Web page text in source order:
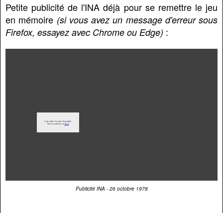
Petite publicité de l'INA déjà pour se remettre le jeu
en mémoire (si vous avez un message d'erreur sous
Firefox, essayez avec Chrome ou Edge) :
Publicité INA - 26 octobre 1978